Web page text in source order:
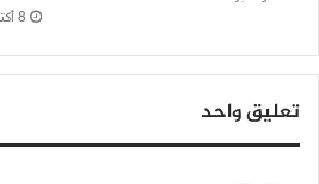
8 أكتوبر، 2019
تعليق واحد